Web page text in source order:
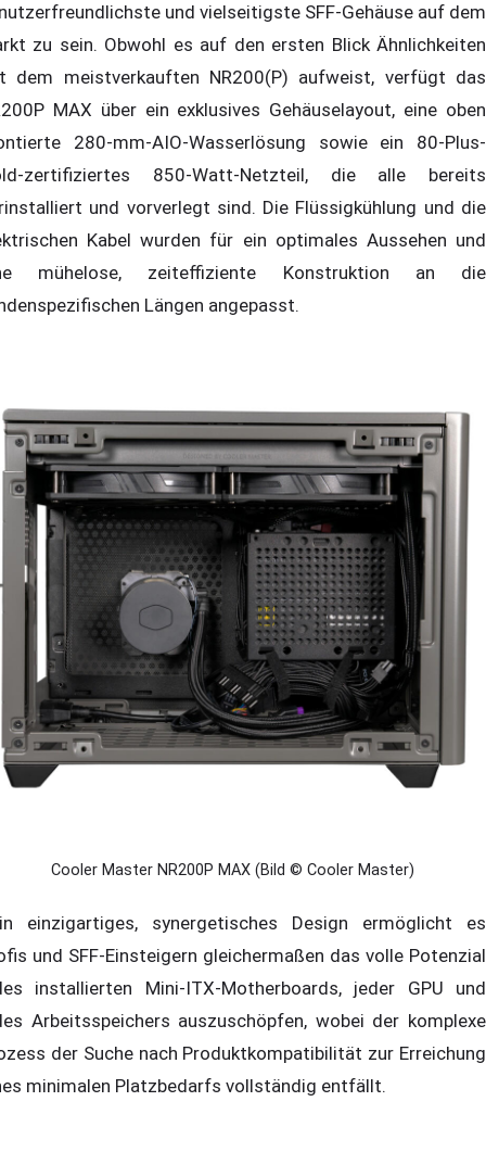
und vielseitigste SFF-Gehäuse auf dem
zu sein. Obwohl es auf den ersten Blick Ähnlichkeiten
dem meistverkauften NR200(P) aufweist, verfügt das
MAX über ein exklusives Gehäuselayout, eine oben
280-mm-AIO-Wasserlösung sowie ein 80-Plus-
zertifiziertes 850-Watt-Netzteil, die alle bereits
und vorverlegt sind. Die Flüssigkühlung und die
Kabel wurden für ein optimales Aussehen und
mühelose, zeiteffiziente Konstruktion an die
Längen angepasst.
Cooler Master NR200P MAX (Bild © Cooler Master)
einzigartiges, synergetisches Design ermöglicht es
und SFF-Einsteigern gleichermaßen das volle Potenzial
installierten Mini-ITX-Motherboards, jeder GPU und
Arbeitsspeichers auszuschöpfen, wobei der komplexe
der Suche nach Produktkompatibilität zur Erreichung
minimalen Platzbedarfs vollständig entfällt.